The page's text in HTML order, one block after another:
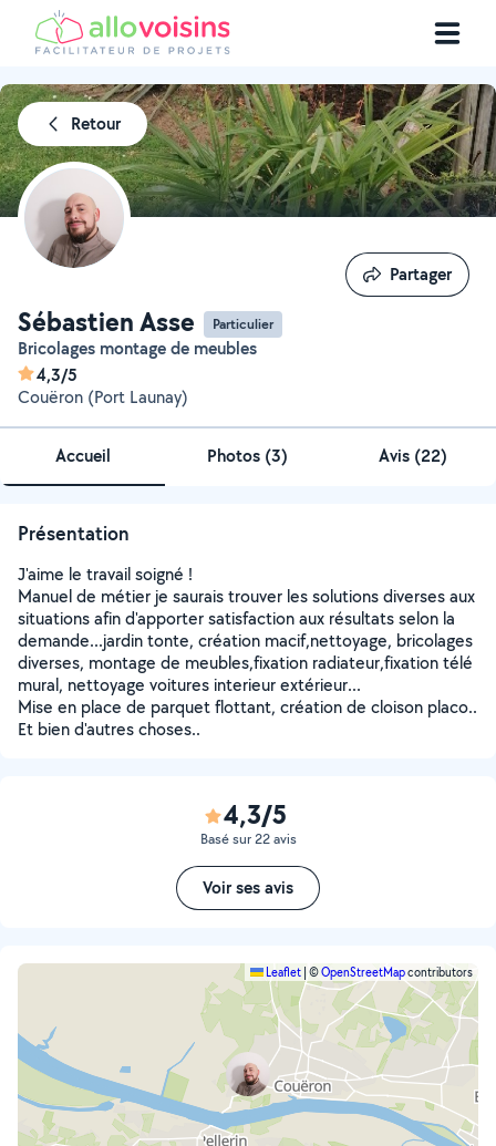
Retour
Sébastien Asse Particulier
Bricolages montage de meubles
4,3/5
Couëron (Port Launay)
Partager
Partager
Accueil Photos (3) Avis (22)
Présentation
J'aime le travail soigné !
Manuel de métier je saurais trouver les solutions diverses aux
situations afin d'apporter satisfaction aux résultats selon la
demande...jardin tonte, création macif,nettoyage, bricolages
diverses, montage de meubles,fixation radiateur,fixation télé
mural, nettoyage voitures interieur extérieur...
Mise en place de parquet flottant, création de cloison placo..
Et bien d'autres choses..
4,3/5
Basé sur 22 avis
Voir ses avis
Leaflet ©OpenStreetMapcontributors